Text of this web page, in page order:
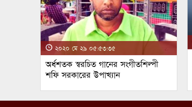
২০২০ মে ২৯ ০৫:৫৩:৩৫
অর্ধশতক স্বরচিত গানের সংগীতশিল্পী
শফি সরকারের উপাখ্যান